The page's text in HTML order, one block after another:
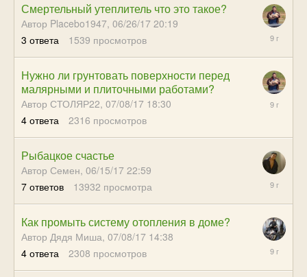
Смертельный утеплитель что это такое?
Автор Placebo1947, 06/26/17 20:19
3 ответа 1539 просмотров
07/12/17
Нужно ли грунтовать поверхности перед
малярными и плиточными работами?
Автор СТОЛЯР22, 07/08/17 18:30
4 ответа 2316 просмотров
07/12/17
Рыбацкое счастье
Автор Семен, 06/15/17 22:59
7 ответов 13932 просмотра
07/12/17
Как промыть систему отопления в доме?
Автор Дядя Миша, 07/08/17 14:38
4 ответа 2308 просмотров
07/12/17